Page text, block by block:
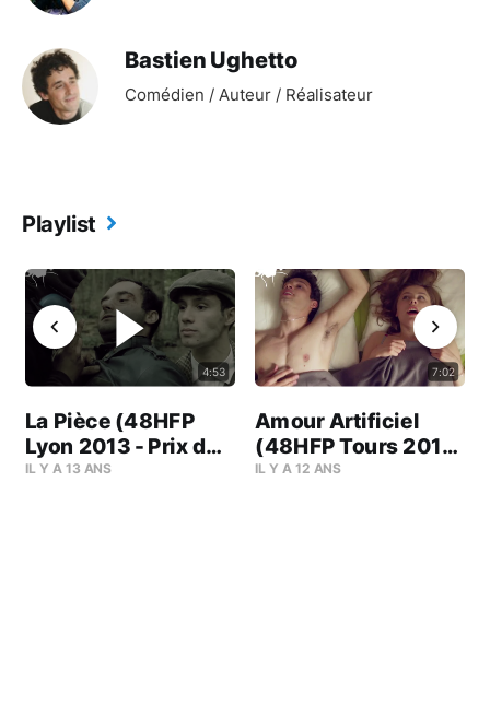
Bastien Ughetto
Comédien / Auteur / Réalisateur
Playlist
4:53
La Pièce (48HFP
Lyon 2013 - Prix du
Meilleur Film)
IL Y A 13 ANS
7:02
Amour Artificiel
(48HFP Tours 2014
- Prix du Meilleur
IL Y A 12 ANS